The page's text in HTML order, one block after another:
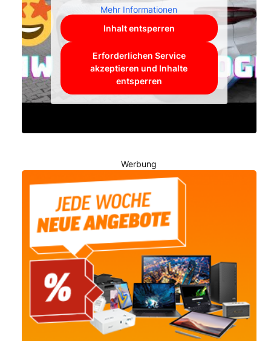
Mehr Informationen
Inhalt entsperren
Erforderlichen Service
akzeptieren und Inhalte
entsperren
Werbung